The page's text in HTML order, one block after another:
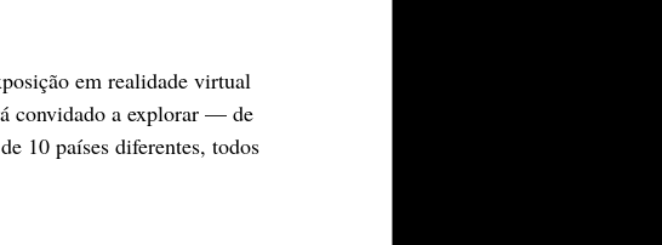
em realidade virtual
convidado a explorar — de
10 países diferentes, todos